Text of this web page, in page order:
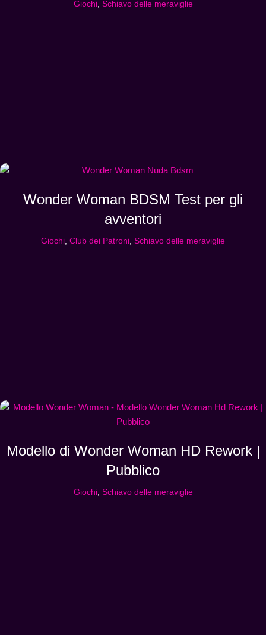
Giochi, Schiavo delle meraviglie
Wonder Woman BDSM Test per gli
avventori
Giochi, Club dei Patroni, Schiavo delle meraviglie
Modello di Wonder Woman HD Rework |
Pubblico
Giochi, Schiavo delle meraviglie